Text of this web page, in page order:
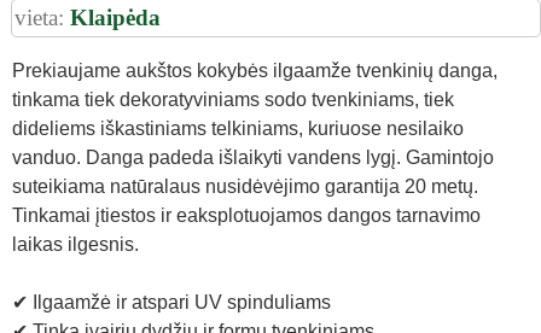
vieta: Klaipėda
Prekiaujame aukštos kokybės ilgaamže tvenkinių danga,
tinkama tiek dekoratyviniams sodo tvenkiniams, tiek
dideliems iškastiniams telkiniams, kuriuose nesilaiko
vanduo. Danga padeda išlaikyti vandens lygį. Gamintojo
suteikiama natūralaus nusidėvėjimo garantija 20 metų.
Tinkamai įtiestos ir eaksplotuojamos dangos tarnavimo
laikas ilgesnis.
✔ Ilgaamžė ir atspari UV spinduliams